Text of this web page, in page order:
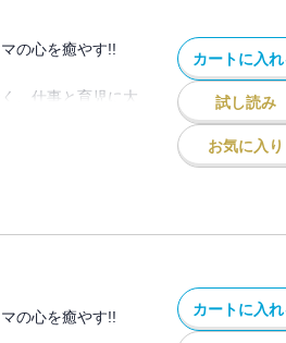
の心を癒やす!!
、仕事と育児に大
カートに入れ
試し読み
お気に入り
の心を癒やす!! カートに入れ